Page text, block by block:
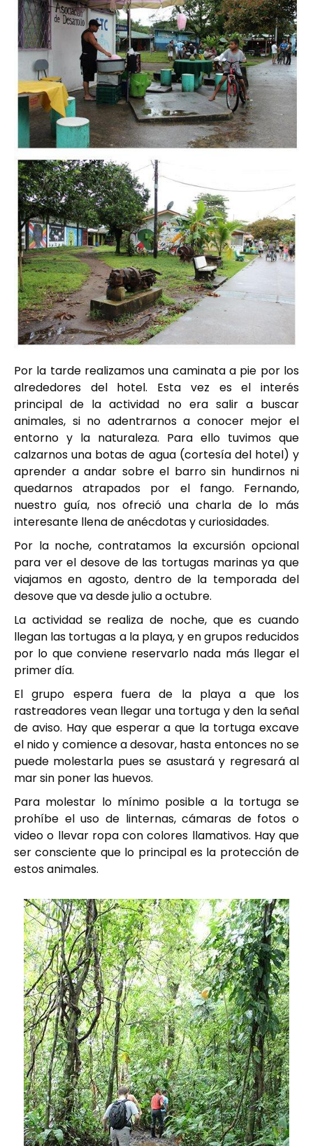
Por la tarde realizamos una caminata a pie por los
alrededores del hotel. Esta vez es el interés
principal de la actividad no era salir a buscar
animales, si no adentrarnos a conocer mejor el
entorno y la naturaleza. Para ello tuvimos que
calzarnos una botas de agua (cortesía del hotel) y
aprender a andar sobre el barro sin hundirnos ni
quedarnos atrapados por el fango. Fernando,
nuestro guía, nos ofreció una charla de lo más
interesante llena de anécdotas y curiosidades.
Por la noche, contratamos la excursión opcional
para ver el desove de las tortugas marinas ya que
viajamos en agosto, dentro de la temporada del
desove que va desde julio a octubre.
La actividad se realiza de noche, que es cuando
llegan las tortugas a la playa, y en grupos reducidos
por lo que conviene reservarlo nada más llegar el
primer día.
El grupo espera fuera de la playa a que los
rastreadores vean llegar una tortuga y den la señal
de aviso. Hay que esperar a que la tortuga excave
el nido y comience a desovar, hasta entonces no se
puede molestarla pues se asustará y regresará al
mar sin poner las huevos.
Para molestar lo mínimo posible a la tortuga se
prohíbe el uso de linternas, cámaras de fotos o
video o llevar ropa con colores llamativos. Hay que
ser consciente que lo principal es la protección de
estos animales.